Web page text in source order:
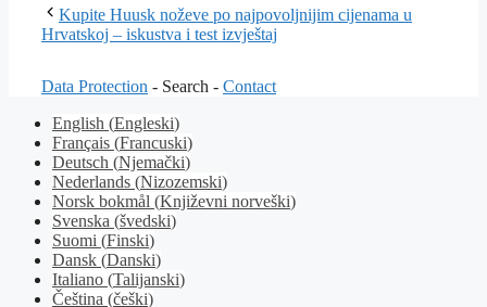
Kupite Huusk noževe po najpovoljnijim cijenama u
Hrvatskoj – iskustva i test izvještaj
Data Protection - Search - Contact
English (Engleski)
Français (Francuski)
Deutsch (Njemački)
Nederlands (Nizozemski)
Norsk bokmål (Književni norveški)
Svenska (švedski)
Suomi (Finski)
Dansk (Danski)
Italiano (Talijanski)
Čeština (češki)